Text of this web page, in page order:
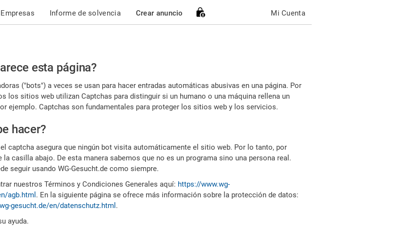
Informe de solvencia Crear anuncio Mi Cuenta
esta página?
("bots") a veces se usan para hacer entradas automáticas abusivas en una página. Por
los sitios web utilizan Captchas para distinguir si un humano o una máquina rellena un
ejemplo. Captchas son fundamentales para proteger los sitios web y los servicios.
hacer?
captcha asegura que ningún bot visita automáticamente el sitio web. Por lo tanto, por
la casilla abajo. De esta manera sabemos que no es un programa sino una persona real.
seguir usando WG-Gesucht.de como siempre.
nuestros Términos y Condiciones Generales aquí: https://www.wg-
agb.html . En la siguiente página se ofrece más información sobre la protección de datos:
gesucht.de/en/datenschutz.html .
ayuda.